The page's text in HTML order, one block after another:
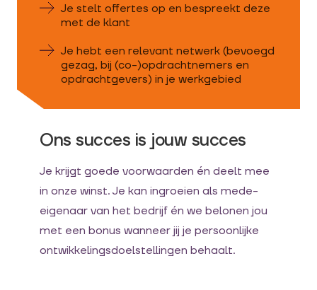
Je stelt offertes op en bespreekt deze
met de klant
Je hebt een relevant netwerk (bevoegd
gezag, bij (co-)opdrachtnemers en
opdrachtgevers) in je werkgebied
Ons succes is jouw succes
Je krijgt goede voorwaarden én deelt mee
in onze winst. Je kan ingroeien als mede-
eigenaar van het bedrijf én we belonen jou
met een bonus wanneer jij je persoonlijke
ontwikkelingsdoelstellingen behaalt.